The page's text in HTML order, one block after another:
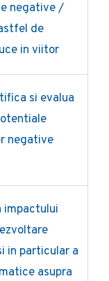
negative /
de
in viitor
si evalua
negative
impactului
in particular a
asupra